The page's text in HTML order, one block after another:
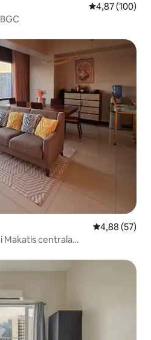
4,87 av 5 i
4,87 (100)
4,88 av 5 i
4,88 (57)
Makatis centrala